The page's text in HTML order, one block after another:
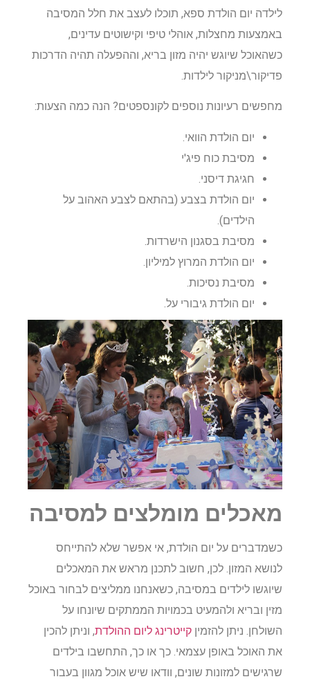
לילדה יום הולדת ספא, תוכלו לעצב את חלל המסיבה
באמצעות מחצלות, אוהלי טיפי וקישוטים עדינים,
כשהאוכל שיוגש יהיה מזון בריא, וההפעלה תהיה הדרכות
פדיקור\מניקור לילדות.
מחפשים רעיונות נוספים לקונספטים? הנה כמה הצעות:
יום הולדת הוואי.
מסיבת כוח פיג'י
חגיגת דיסני.
יום הולדת בצבע (בהתאם לצבע האהוב על
הילדים).
מסיבת בסגנון הישרדות.
יום הולדת המרוץ למיליון.
מסיבת נסיכות.
יום הולדת גיבורי על.
מאכלים מומלצים למסיבה
כשמדברים על יום הולדת, אי אפשר שלא להתייחס
לנושא המזון. לכן, חשוב לתכנן מראש את המאכלים
שיוגשו לילדים במסיבה, כשאנחנו ממליצים לבחור באוכל
מזין ובריא ולהמעיט בכמויות הממתקים שיונחו על
השולחן. ניתן להזמיןקייטרינג ליום ההולדת, וניתן להכין
את האוכל באופן עצמאי. כך או כך, התחשבו בילדים
שרגישים למזונות שונים, וודאו שיש אוכל מגוון בעבור